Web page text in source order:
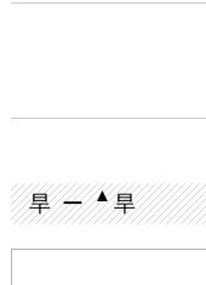
旱 ー▲旱